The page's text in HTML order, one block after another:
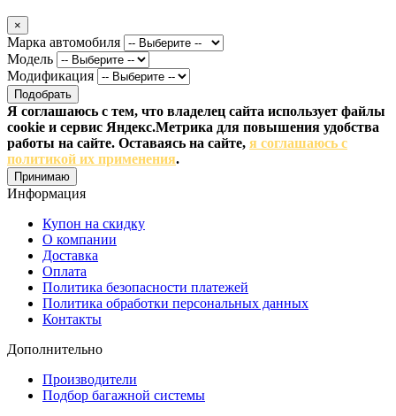
×
Марка автомобиля
Модель
Модификация
Подобрать
Я соглашаюсь с тем, что владелец сайта использует файлы
cookie и сервис Яндекс.Метрика для повышения удобства
работы на сайте. Оставаясь на сайте, я соглашаюсь с
политикой их применения.
Принимаю
Информация
Купон на скидку
О компании
Доставка
Оплата
Политика безопасности платежей
Политика обработки персональных данных
Контакты
Дополнительно
Производители
Подбор багажной системы